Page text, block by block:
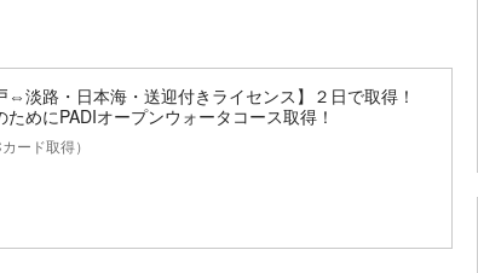
⇔淡路・日本海・送迎付きライセンス】２日で取得！
めにPADIオープンウォータコース取得！
ード取得）